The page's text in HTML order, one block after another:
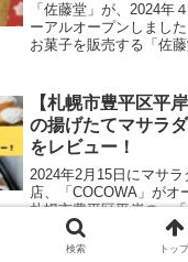
「佐藤堂」が、2024年
ーアルオープンしまし
お菓子を販売する「佐
オープンしました。ア
広めた有名な...
【札幌市豊平区平
の揚げたてマサラ
をレビュー！
2024年2月15日にマサ
店、「COCOWA」がオ
札幌市豊平区平岸の、
LION（ビストロ ダンデ
設しているお店です。
検索 トッ